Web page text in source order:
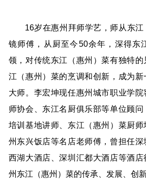
16岁在惠州拜师学艺，师从东
镜师傅，从厨至今50余年，深得东
领，对传统东江（惠州）菜有独特
江（惠州）菜的烹调和创新，成为
大师。李宏坤现任惠州城市职业学
师协会、东江名厨俱乐部等单位顾
培训基地讲师、东江（惠州）菜厨
州东兴饭店等名店老师傅，曾担任深
西湖大酒店、深圳汇都大酒店等酒
州东江（惠州）菜的传承、发展、创